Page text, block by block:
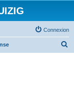
Connexion